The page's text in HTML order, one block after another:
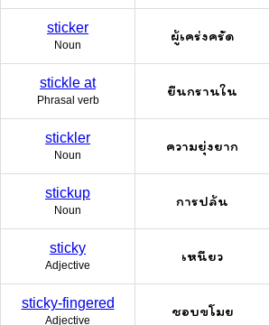
sticker
Noun
ผู้เคร่งครัด
stickle at
Phrasal verb
ยืนกรานใน
stickler
Noun
ความยุ่งยาก
stickup
Noun
การปล้น
sticky
Adjective
เหนียว
sticky-fingered
Adjective
ชอบขโมย